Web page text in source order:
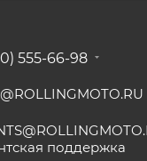
555-66-98
поддержка